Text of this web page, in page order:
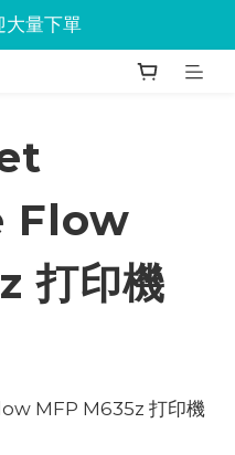
惠已抵達Union
大量下單
惠已抵達Union
Flow
打印機
MFP M635z 打印機